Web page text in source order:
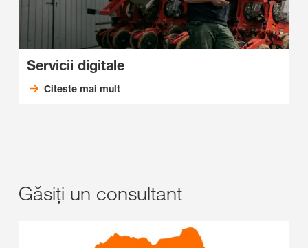
Servicii digitale
Citeste mai mult
Găsiți un consultant